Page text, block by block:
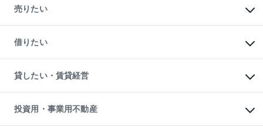
新築・分譲マンションの購入
中古マンションの購入
一戸建ての購入
中古一戸建ての購入
不動産購入の流れ
注目キーワード物件特集
購入ガイド
English 繁体中文簡体中文
売りたい
一戸建ての売却・査定
土地の売却・査定
スピードAI査定
不動産査定について
不動産売却の流れ
不動産買換えの流れ
売却ガイド
借りたい
オフィス・店舗の賃貸
借りるときの流れ
借りるガイド
貸したい・賃貸経営
マンション賃料データ
賃貸管理プラン
リロケーションについて
投資用・事業用不動産